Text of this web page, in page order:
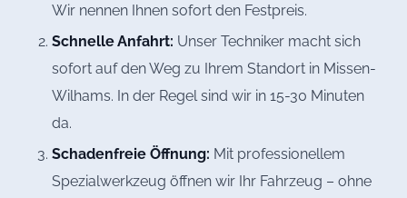
Wir nennen Ihnen sofort den Festpreis.
Schnelle Anfahrt: Unser Techniker macht sich
sofort auf den Weg zu Ihrem Standort in Missen-
Wilhams. In der Regel sind wir in 15-30 Minuten
da.
Schadenfreie Öffnung: Mit professionellem
Spezialwerkzeug öffnen wir Ihr Fahrzeug – ohne